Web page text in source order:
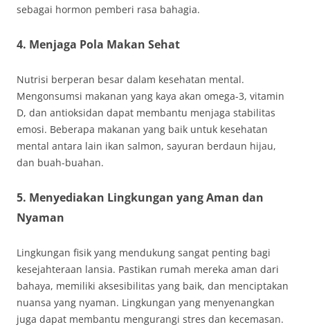
sebagai hormon pemberi rasa bahagia.
4. Menjaga Pola Makan Sehat
Nutrisi berperan besar dalam kesehatan mental.
Mengonsumsi makanan yang kaya akan omega-3, vitamin
D, dan antioksidan dapat membantu menjaga stabilitas
emosi. Beberapa makanan yang baik untuk kesehatan
mental antara lain ikan salmon, sayuran berdaun hijau,
dan buah-buahan.
5. Menyediakan Lingkungan yang Aman dan
Nyaman
Lingkungan fisik yang mendukung sangat penting bagi
kesejahteraan lansia. Pastikan rumah mereka aman dari
bahaya, memiliki aksesibilitas yang baik, dan menciptakan
nuansa yang nyaman. Lingkungan yang menyenangkan
juga dapat membantu mengurangi stres dan kecemasan.